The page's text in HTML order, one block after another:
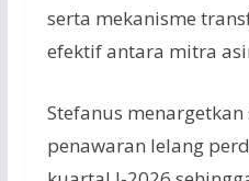
serta mekanisme
efektif antara mitra
Stefanus
penawaran lelang